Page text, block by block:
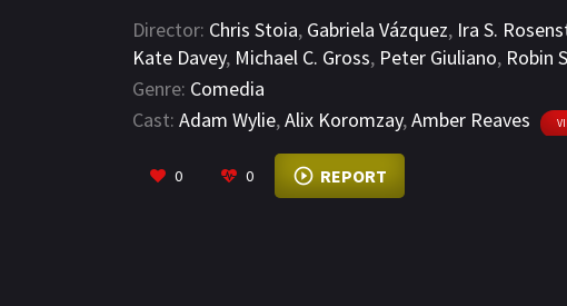
Director: Chris Stoia, Gabriela Vázquez, Ira S.
Kate Davey, Michael C. Gross, Peter Giuliano, Robin
Genre: Comedia
Cast: Adam Wylie,Alix Koromzay,Amber Reaves
0 0 REPORT